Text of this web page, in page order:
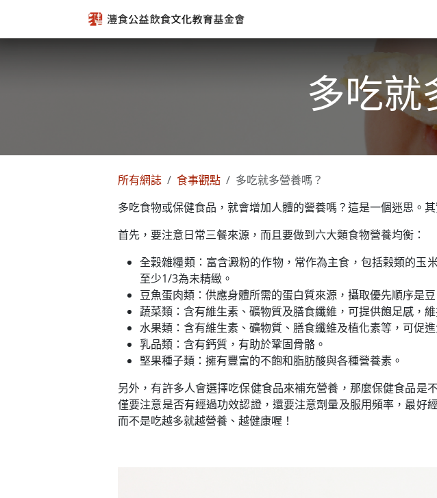
多吃就
所有網誌 食事觀點
多吃就多營養嗎？
多吃食物或保健食品，就會增加人體的營養嗎？這是一個迷思。
首先，要注意日常三餐來源，而且要做到六大類食物營養均衡：
全穀雜糧類：富含澱粉的作物，常作為主食，包括榖類的玉
至少1/3為未精緻。
豆魚蛋肉類：供應身體所需的蛋白質來源，攝取優先順序是
蔬菜類：含有維生素、礦物質及膳食纖維，可提供飽足感，
水果類：含有維生素、礦物質、膳食纖維及植化素等，可促
乳品類：含有鈣質，有助於鞏固骨骼。
堅果種子類：擁有豐富的不飽和脂肪酸與各種營養素。
另外，有許多人會選擇吃保健食品來補充營養，那麼保健食品
僅要注意是否有經過功效認證，還要注意劑量及服用頻率，最好
而不是吃越多就越營養、越健康喔！